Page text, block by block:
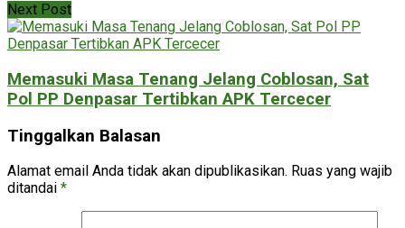
Next Post
Memasuki Masa Tenang Jelang Coblosan, Sat
Pol PP Denpasar Tertibkan APK Tercecer
Tinggalkan Balasan
Alamat email Anda tidak akan dipublikasikan. Ruas yang wajib
ditandai *